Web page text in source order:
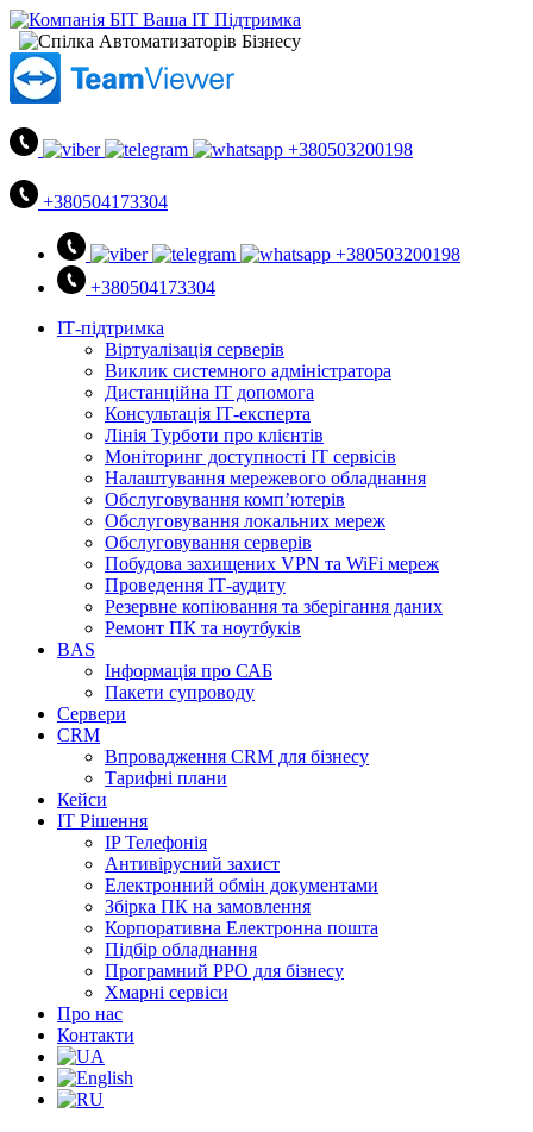
+380503200198
+380504173304
+380503200198
+380504173304
ІТ-підтримка
Віртуалізація серверів
Виклик системного адміністратора
Дистанційна ІТ допомога
Консультація ІТ-експерта
Лінія Турботи про клієнтів
Моніторинг доступності ІТ сервісів
Налаштування мережевого обладнання
Обслуговування комп’ютерів
Обслуговування локальних мереж
Обслуговування серверів
Побудова захищених VPN та WiFi мереж
Проведення ІТ-аудиту
Резервне копіювання та зберігання даних
Ремонт ПК та ноутбуків
BAS
Інформація про САБ
Пакети супроводу
Сервери
CRM
Впровадження CRM для бізнесу
Тарифні плани
Кейси
ІТ Рішення
IP Телефонія
Антивірусний захист
Електронний обмін документами
Збірка ПК на замовлення
Корпоративна Електронна пошта
Підбір обладнання
Програмний РРО для бізнесу
Хмарні сервіси
Про нас
Контакти